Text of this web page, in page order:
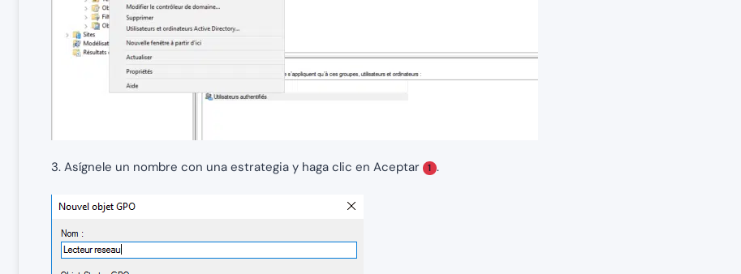
3. Asígnele un nombre con una estrategia y haga clic en Aceptar 1 .